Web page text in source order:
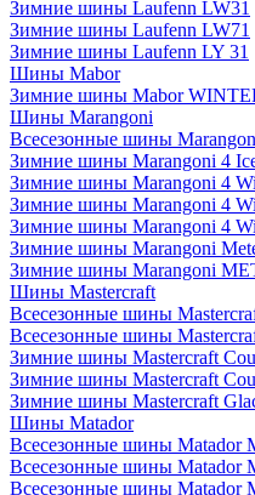
Зимние шины Laufenn LW31
Зимние шины Laufenn LW71
Зимние шины Laufenn LY 31
Шины Mabor
Зимние шины Mabor
Шины Marangoni
Всесезонные шины
Зимние шины Marangoni 4
Зимние шины Marangoni 4
Зимние шины Marangoni 4
Зимние шины Marangoni 4
Зимние шины Marangoni
Зимние шины Marangoni
Шины Mastercraft
Всесезонные шины
Всесезонные шины
Зимние шины Mastercraft
Зимние шины Mastercraft
Зимние шины Mastercraft
Шины Matador
Всесезонные шины Matador
Всесезонные шины Matador
Всесезонные шины Matador